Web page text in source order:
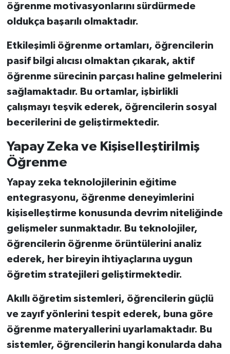
öğrenme motivasyonlarını sürdürmede
oldukça başarılı olmaktadır.
Etkileşimli öğrenme ortamları, öğrencilerin
pasif bilgi alıcısı olmaktan çıkarak, aktif
öğrenme sürecinin parçası haline gelmelerini
sağlamaktadır. Bu ortamlar, işbirlikli
çalışmayı teşvik ederek, öğrencilerin sosyal
becerilerini de geliştirmektedir.
Yapay Zeka ve Kişiselleştirilmiş
Öğrenme
Yapay zeka teknolojilerinin eğitime
entegrasyonu, öğrenme deneyimlerini
kişiselleştirme konusunda devrim niteliğinde
gelişmeler sunmaktadır. Bu teknolojiler,
öğrencilerin öğrenme örüntülerini analiz
ederek, her bireyin ihtiyaçlarına uygun
öğretim stratejileri geliştirmektedir.
Akıllı öğretim sistemleri, öğrencilerin güçlü
ve zayıf yönlerini tespit ederek, buna göre
öğrenme materyallerini uyarlamaktadır. Bu
sistemler, öğrencilerin hangi konularda daha